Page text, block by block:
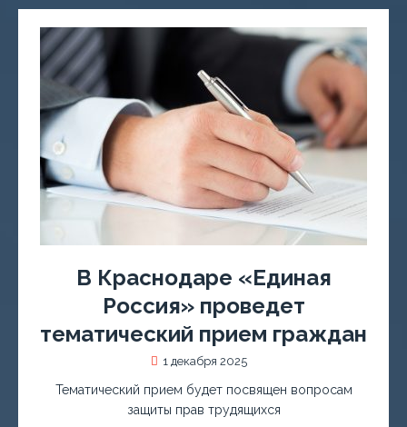
В Краснодаре «Единая
Россия» проведет
тематический прием граждан
1 декабря 2025
Тематический прием будет посвящен вопросам
защиты прав трудящихся